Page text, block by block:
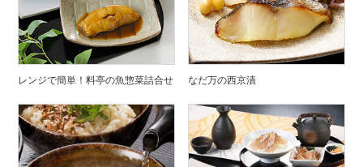
レンジで簡単！料亭の魚惣菜詰合せ なだ万の西京漬